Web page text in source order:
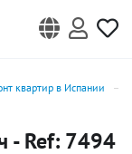
квартир в Испании
- Ref: 7494